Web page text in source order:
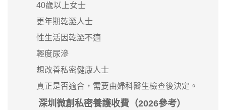
40歲以上女士
更年期乾澀人士
性生活因乾澀不適
輕度尿滲
想改善私密健康人士
真正是否適合，需要由婦科醫生檢查後決定。
深圳微創私密養護收費（2026參考）